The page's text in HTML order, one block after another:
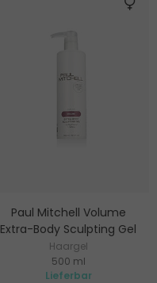
Paul Mitchell Volume
Extra-Body Sculpting Gel
Haargel
500 ml
Lieferbar